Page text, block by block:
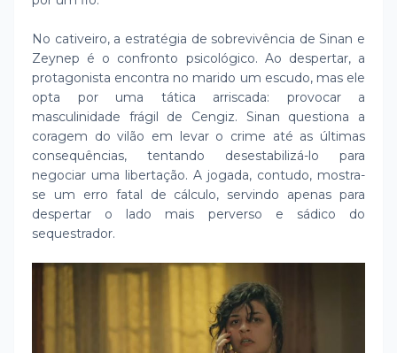
No cativeiro, a estratégia de sobrevivência de Sinan e
Zeynep é o confronto psicológico. Ao despertar, a
protagonista encontra no marido um escudo, mas ele
opta por uma tática arriscada: provocar a
masculinidade frágil de Cengiz. Sinan questiona a
coragem do vilão em levar o crime até as últimas
consequências, tentando desestabilizá-lo para
negociar uma libertação. A jogada, contudo, mostra-
se um erro fatal de cálculo, servindo apenas para
despertar o lado mais perverso e sádico do
sequestrador.